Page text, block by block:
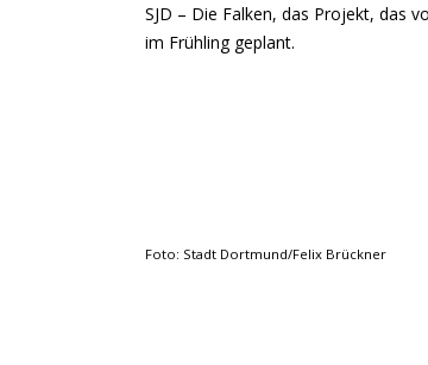
SJD – Die Falken, das Projekt, das
im Frühling geplant.
Foto: Stadt Dortmund/Felix Brückner